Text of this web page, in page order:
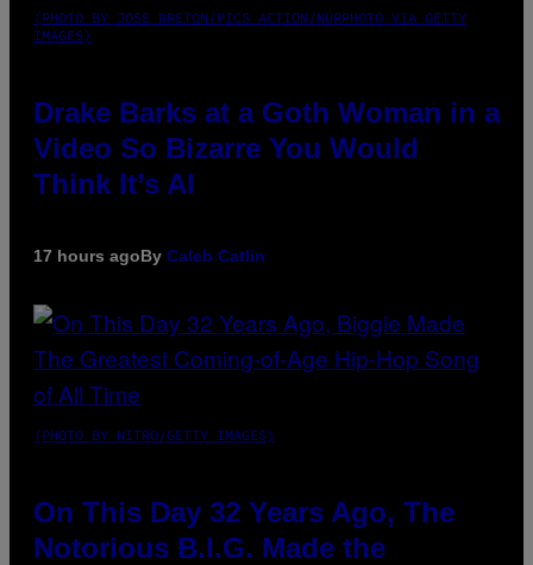
(PHOTO BY JOSE BRETON/PICS ACTION/NURPHOTO VIA GETTY
IMAGES)
Drake Barks at a Goth Woman in a
Video So Bizarre You Would
Think It’s AI
17 hours agoBy Caleb Catlin
(PHOTO BY NITRO/GETTY IMAGES)
On This Day 32 Years Ago, The
Notorious B.I.G. Made the